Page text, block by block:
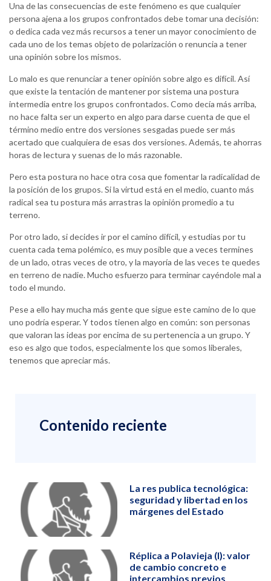
Una de las consecuencias de este fenómeno es que cualquier
persona ajena a los grupos confrontados debe tomar una decisión:
o dedica cada vez más recursos a tener un mayor conocimiento de
cada uno de los temas objeto de polarización o renuncia a tener
una opinión sobre los mismos.
Lo malo es que renunciar a tener opinión sobre algo es difícil. Así
que existe la tentación de mantener por sistema una postura
intermedia entre los grupos confrontados. Como decía más arriba,
no hace falta ser un experto en algo para darse cuenta de que el
término medio entre dos versiones sesgadas puede ser más
acertado que cualquiera de esas dos versiones. Además, te ahorras
horas de lectura y suenas de lo más razonable.
Pero esta postura no hace otra cosa que fomentar la radicalidad de
la posición de los grupos. Si la virtud está en el medio, cuanto más
radical sea tu postura más arrastras la opinión promedio a tu
terreno.
Por otro lado, si decides ir por el camino difícil, y estudias por tu
cuenta cada tema polémico, es muy posible que a veces termines
de un lado, otras veces de otro, y la mayoría de las veces te quedes
en terreno de nadie. Mucho esfuerzo para terminar cayéndole mal a
todo el mundo.
Pese a ello hay mucha más gente que sigue este camino de lo que
uno podría esperar. Y todos tienen algo en común: son personas
que valoran las ideas por encima de su pertenencia a un grupo. Y
eso es algo que todos, especialmente los que somos liberales,
tenemos que apreciar más.
Contenido reciente
La res publica tecnológica:
seguridad y libertad en los
márgenes del Estado
Réplica a Polavieja (I): valor
de cambio concreto e
intercambios previos